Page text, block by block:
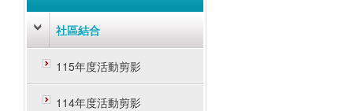
社區結合
115年度活動剪影
114年度活動剪影